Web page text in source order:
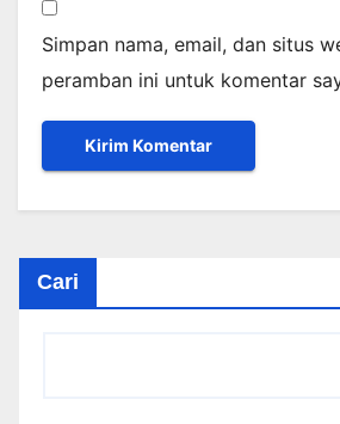
Simpan nama, email, dan situs
peramban ini untuk komentar
Cari